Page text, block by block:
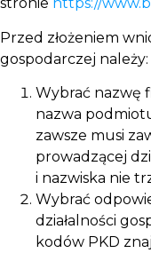
Przed złożeniem
gospodarczej należy:
Wybrać nazwę
nazwa
zawsze musi
prowadzącej
i nazwiska nie
Wybrać
działalności
kodów PKD